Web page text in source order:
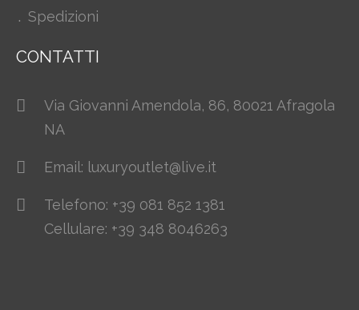
Spedizioni
CONTATTI
Via Giovanni Amendola, 86, 80021 Afragola
NA
Email: luxuryoutlet@live.it
Telefono: +39 081 852 1381
Cellulare: +39 348 8046263